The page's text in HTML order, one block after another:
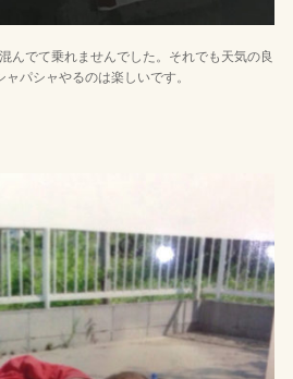
んでて乗れませんでした。それでも天気の良
パシャやるのは楽しいです。